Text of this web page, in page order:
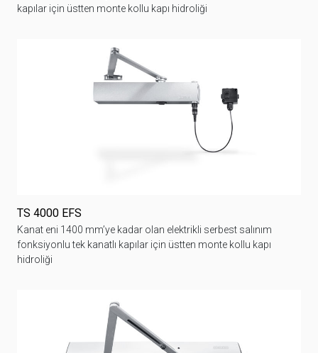
kapılar için üstten monte kollu kapı hidroliği
TS 4000 EFS
Kanat eni 1400 mm’ye kadar olan elektrikli serbest salınım
fonksiyonlu tek kanatlı kapılar için üstten monte kollu kapı
hidroliği